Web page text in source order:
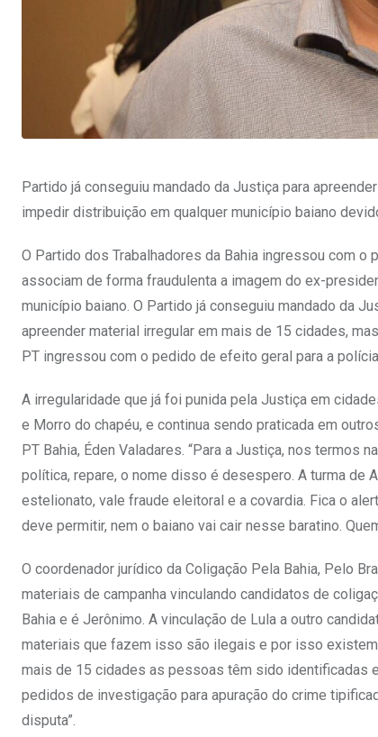
Partido já conseguiu mandado da Justiça para
impedir distribuição em qualquer município baiano
O Partido dos Trabalhadores da Bahia ingressou com
associam de forma fraudulenta a imagem do ex-
município baiano. O Partido já conseguiu mandado da
apreender material irregular em mais de 15 cidades,
PT ingressou com o pedido de efeito geral para a
A irregularidade que já foi punida pela Justiça em
e Morro do chapéu, e continua sendo praticada em
PT Bahia, Éden Valadares. “Para a Justiça, nos
política, repare, o nome disso é desespero. A turma de
estelionato, vale fraude eleitoral e a covardia. Fica o
deve permitir, nem o baiano vai cair nesse baratino.
O coordenador jurídico da Coligação Pela Bahia, Pelo
materiais de campanha vinculando candidatos de
Bahia e é Jerônimo. A vinculação de Lula a outro
materiais que fazem isso são ilegais e por isso
mais de 15 cidades as pessoas têm sido identificadas
pedidos de investigação para apuração do crime
disputa”.